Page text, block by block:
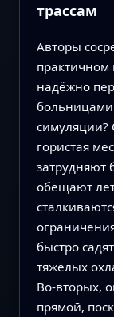
трассам
Авторы
практичном
надёжно
больницами
симуляции?
гористая
затрудняют
обещают
быстро
тяжёлых
Во‑вторых,
прямой,